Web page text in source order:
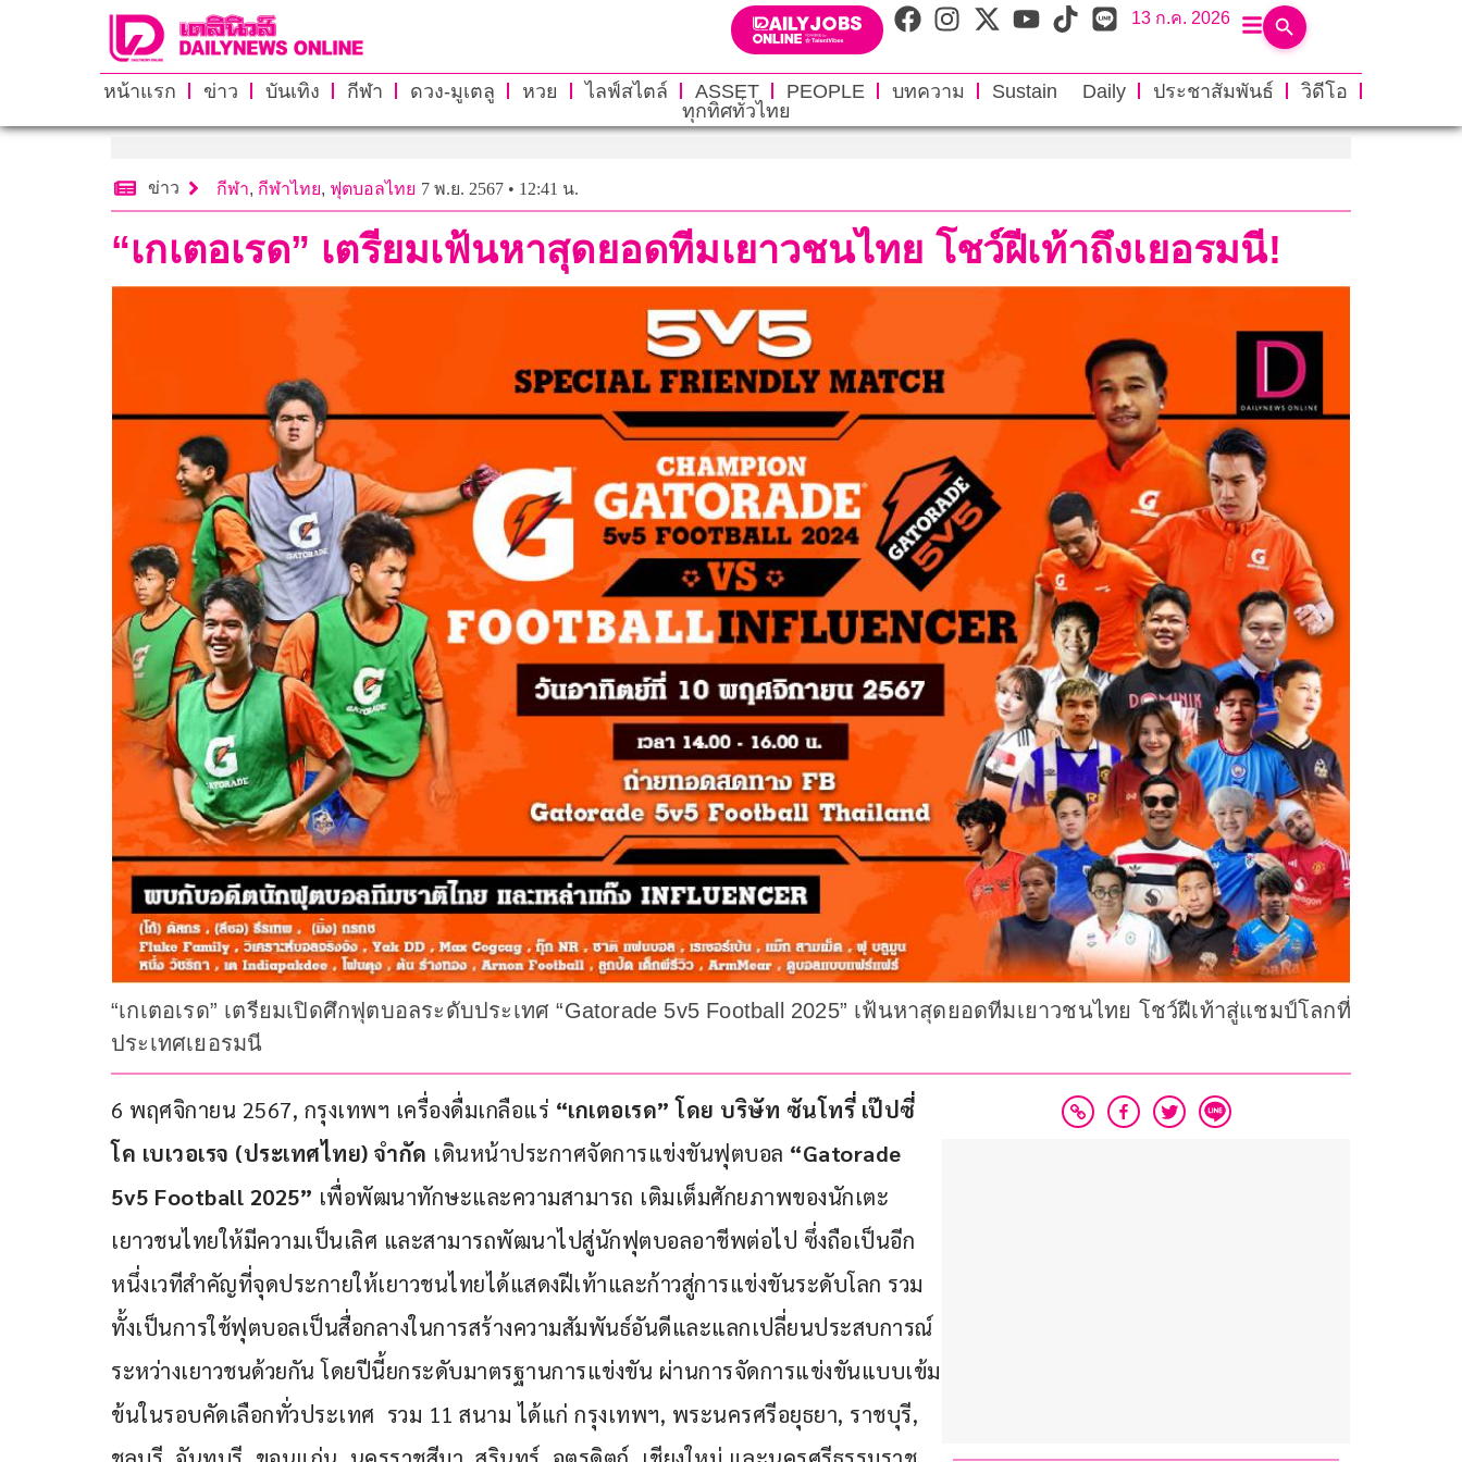
13 ก.ค. 2026
หน้าแรก ข่าว บันเทิง กีฬา ดวง-มูเตลู หวย ไลฟ์สไตล์ ASSET PEOPLE บทความ Sustain Daily ประชาสัมพันธ์
วิดีโอ
ทุกทิศทั่วไทย
ข่าว กีฬา, กีฬาไทย, ฟุตบอลไทย 7 พ.ย. 2567 • 12:41 น.
“เกเตอเรด” เตรียมเฟ้นหาสุดยอดทีมเยาวชนไทย โชว์ฝีเท้าถึงเยอรมนี!
“เกเตอเรด” เตรียมเปิดศึกฟุตบอลระดับประเทศ “Gatorade 5v5 Football 2025” เฟ้นหาสุดยอดทีมเยาวชนไทย โชว์ฝีเท้าสู่แชมป์โลกที่
ประเทศเยอรมนี
6 พฤศจิกายน 2567, กรุงเทพฯ เครื่องดื่มเกลือแร่ “เกเตอเรด” โดย บริษัท ซันโทรี่ เป๊ปซี่
โค เบเวอเรจ (ประเทศไทย) จำกัด เดินหน้าประกาศจัดการแข่งขันฟุตบอล “Gatorade
5v5 Football 2025” เพื่อพัฒนาทักษะและความสามารถ เติมเต็มศักยภาพของนักเตะ
เยาวชนไทยให้มีความเป็นเลิศ และสามารถพัฒนาไปสู่นักฟุตบอลอาชีพต่อไป ซึ่งถือเป็นอีก
หนึ่งเวทีสำคัญที่จุดประกายให้เยาวชนไทยได้แสดงฝีเท้าและก้าวสู่การแข่งขันระดับโลก รวม
ทั้งเป็นการใช้ฟุตบอลเป็นสื่อกลางในการสร้างความสัมพันธ์อันดีและแลกเปลี่ยนประสบการณ์
ระหว่างเยาวชนด้วยกัน โดยปีนี้ยกระดับมาตรฐานการแข่งขัน ผ่านการจัดการแข่งขันแบบเข้ม
ข้นในรอบคัดเลือกทั่วประเทศ  รวม 11 สนาม ได้แก่ กรุงเทพฯ, พระนครศรีอยุธยา, ราชบุรี,